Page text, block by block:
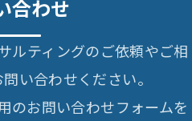
合わせ
ルティングのご依頼やご相
い合わせください。
のお問い合わせフォームを